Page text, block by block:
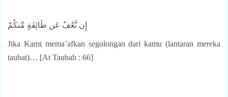
إِن نَّعْفُ عَن طَائِفَةٍ مِّنكُمْ
Jika Kami mema’afkan segolongan dari kamu (lantaran mereka
taubat)… [At Taubah : 66]